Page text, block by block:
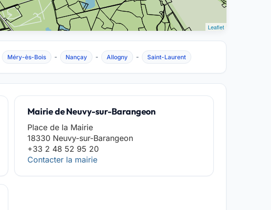
Leaflet
Méry-ès-Bois - Nançay - Allogny - Saint-Laurent
Mairie de Neuvy-sur-Barangeon
Place de la Mairie
18330 Neuvy-sur-Barangeon
+33 2 48 52 95 20
Contacter la mairie